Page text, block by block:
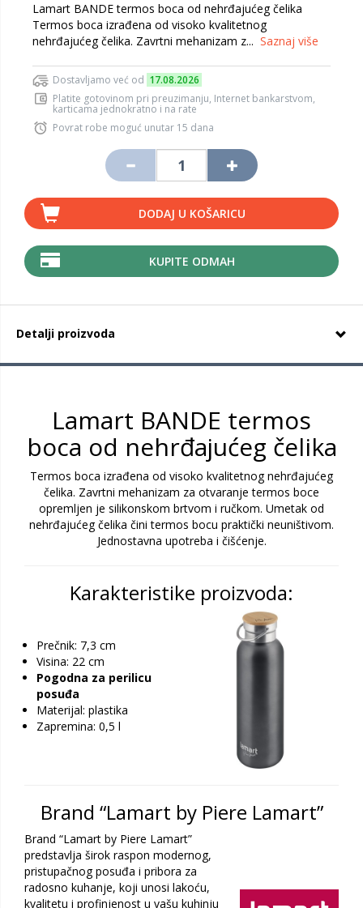
Lamart BANDE termos boca od nehrđajućeg čelika
Termos boca izrađena od visoko kvalitetnog
nehrđajućeg čelika. Zavrtni mehanizam z... Saznaj više
Dostavljamo već od 17.08.2026
Platite gotovinom pri preuzimanju, Internet bankarstvom,
karticama jednokratno i na rate
Povrat robe moguć unutar 15 dana
DODAJ U KOŠARICU
KUPITE ODMAH
Detalji proizvoda
Lamart BANDE termos
boca od nehrđajućeg čelika
Termos boca izrađena od visoko kvalitetnog nehrđajućeg
čelika. Zavrtni mehanizam za otvaranje termos boce
opremljen je silikonskom brtvom i ručkom. Umetak od
nehrđajućeg čelika čini termos bocu praktički neuništivom.
Jednostavna upotreba i čišćenje.
Karakteristike proizvoda:
Prečnik: 7,3 cm
Visina: 22 cm
Pogodna za perilicu
posuđa
Materijal: plastika
Zapremina: 0,5 l
Brand “Lamart by Piere Lamart”
Brand “Lamart by Piere Lamart”
predstavlja širok raspon modernog,
pristupačnog posuđa i pribora za
radosno kuhanje, koji unosi lakoću,
kvalitetu i profinjenost u vašu kuhinju